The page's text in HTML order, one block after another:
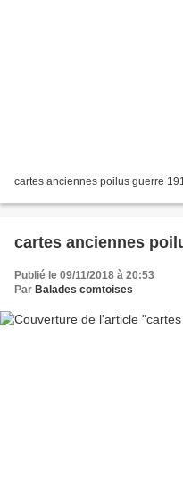
cartes anciennes poilus guerre
cartes anciennes
Publié le 09/11/2018 à 20:53
Par Balades comtoises